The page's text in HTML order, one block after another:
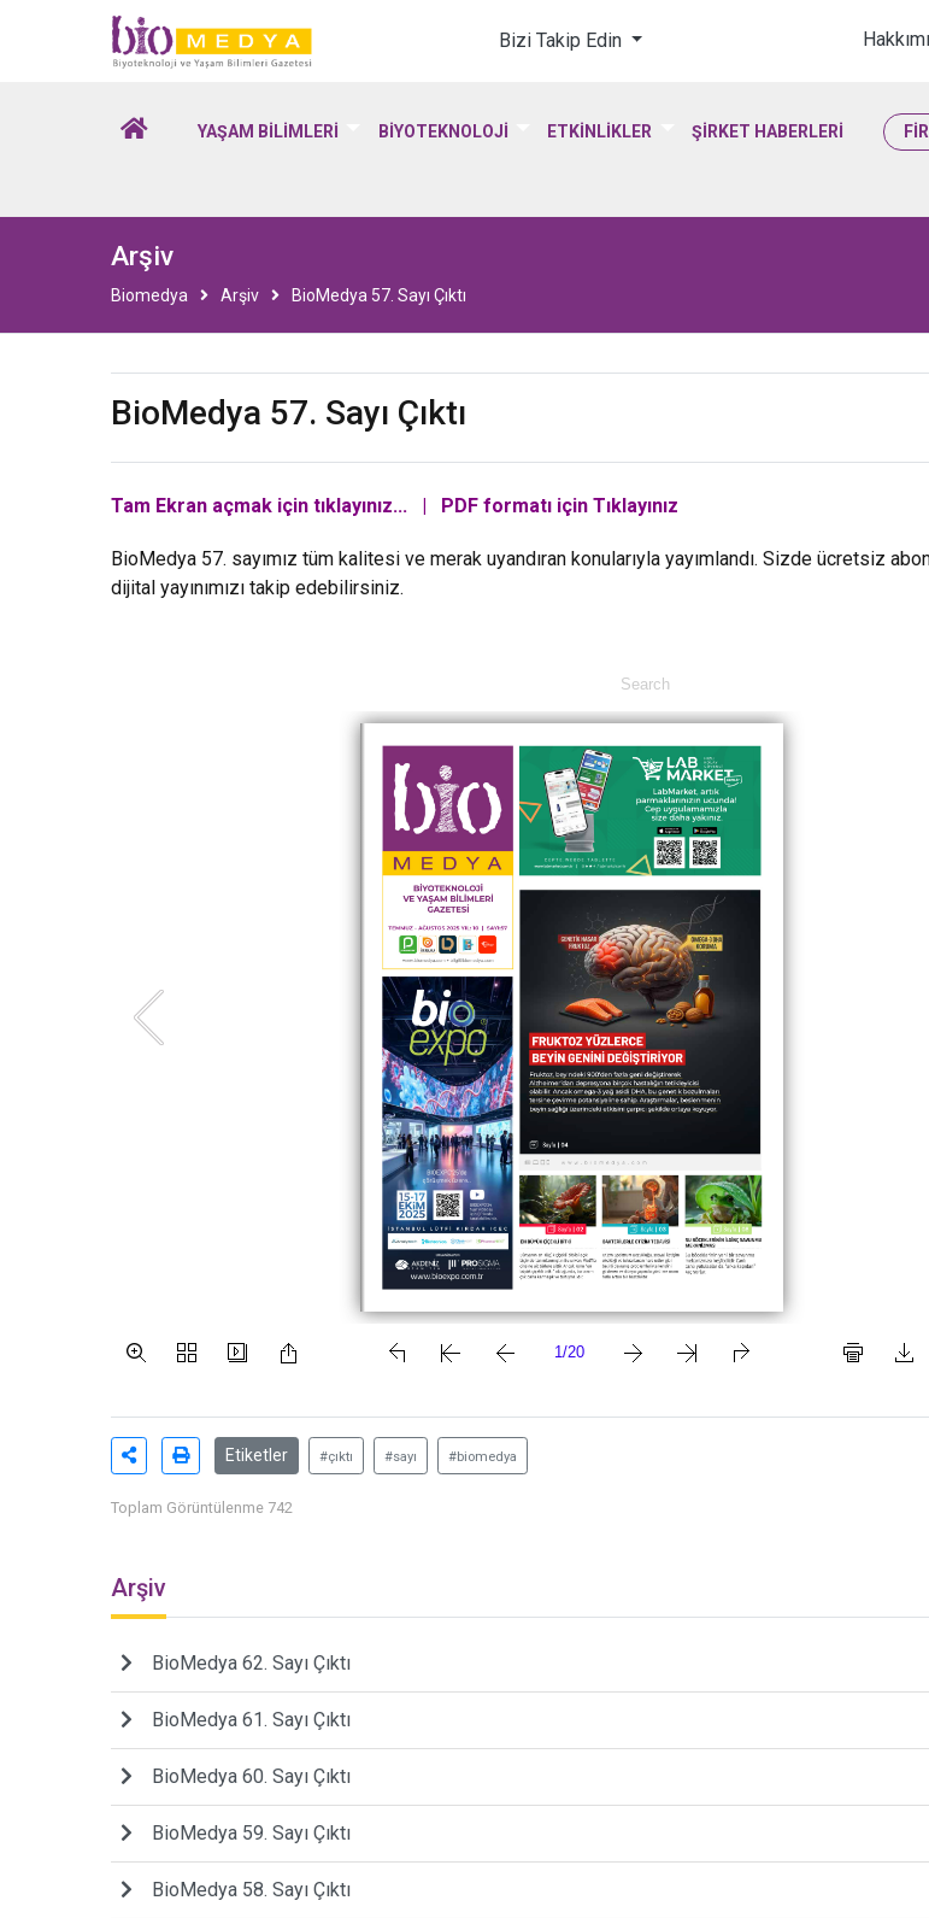
Biomedya - Biyoteknoloji & Yaşam
Bizi Takip Edin
YAŞAM BİLİMLERİ BİYOTEKNOLOJİ ETKİNLİKLER ŞİRKET HABERLERİ
Arşiv
Biomedya Arşiv BioMedya 57. Sayı Çıktı
BioMedya 57. Sayı Çıktı
Tam Ekran açmak için tıklayınız... | PDF formatı için Tıklayınız
BioMedya 57. sayımız tüm kalitesi ve merak uyandıran konularıyla yayımlandı. Sizde ücretsiz
dijital yayınımızı takip edebilirsiniz.
Etiketler #çıktı #sayı #biomedya
Toplam Görüntülenme 742
Arşiv
BioMedya 62. Sayı Çıktı
BioMedya 61. Sayı Çıktı
BioMedya 60. Sayı Çıktı
BioMedya 59. Sayı Çıktı
BioMedya 58. Sayı Çıktı